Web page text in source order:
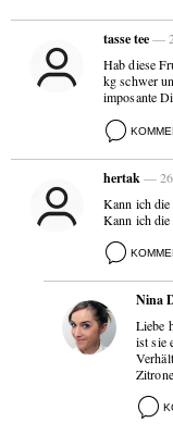
tasse tee—
Hab diese
kg schwer
imposante
hertak—
Kann ich die
Kann ich
Nina
Liebe
ist sie